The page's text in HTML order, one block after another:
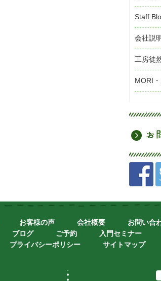
Staff
会社説
工房徒
MORI
お客様の声 会社概要 お問い合
ブログ ご予約 入門セミナー
プライバシーポリシー サイトマップ